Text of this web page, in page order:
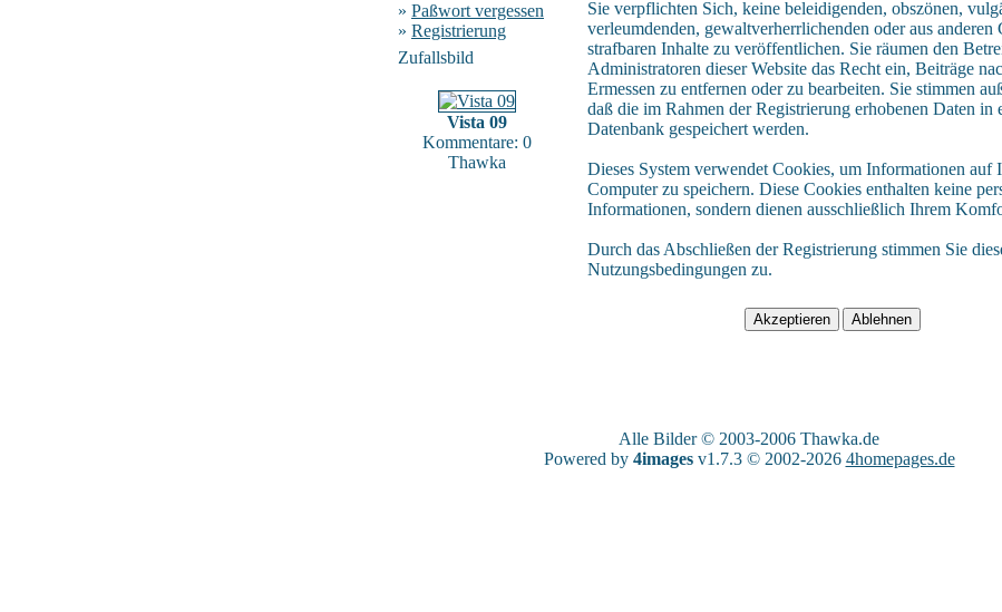
» Paßwort vergessen
» Registrierung
Zufallsbild
Vista 09
Kommentare: 0
Thawka
Sie verpflichten Sich, keine beleidigenden, obszönen,
verleumdenden, gewaltverherrlichenden oder aus anderen
strafbaren Inhalte zu veröffentlichen. Sie räumen den
Administratoren dieser Website das Recht ein, Beiträge
Ermessen zu entfernen oder zu bearbeiten. Sie stimmen
daß die im Rahmen der Registrierung erhobenen Daten in
Datenbank gespeichert werden.
Dieses System verwendet Cookies, um Informationen auf
Computer zu speichern. Diese Cookies enthalten keine
Informationen, sondern dienen ausschließlich Ihrem
Durch das Abschließen der Registrierung stimmen Sie
Nutzungsbedingungen zu.
Alle Bilder © 2003-2006 Thawka.de
Powered by 4imagesv1.7.3 © 2002-2026 4homepages.de